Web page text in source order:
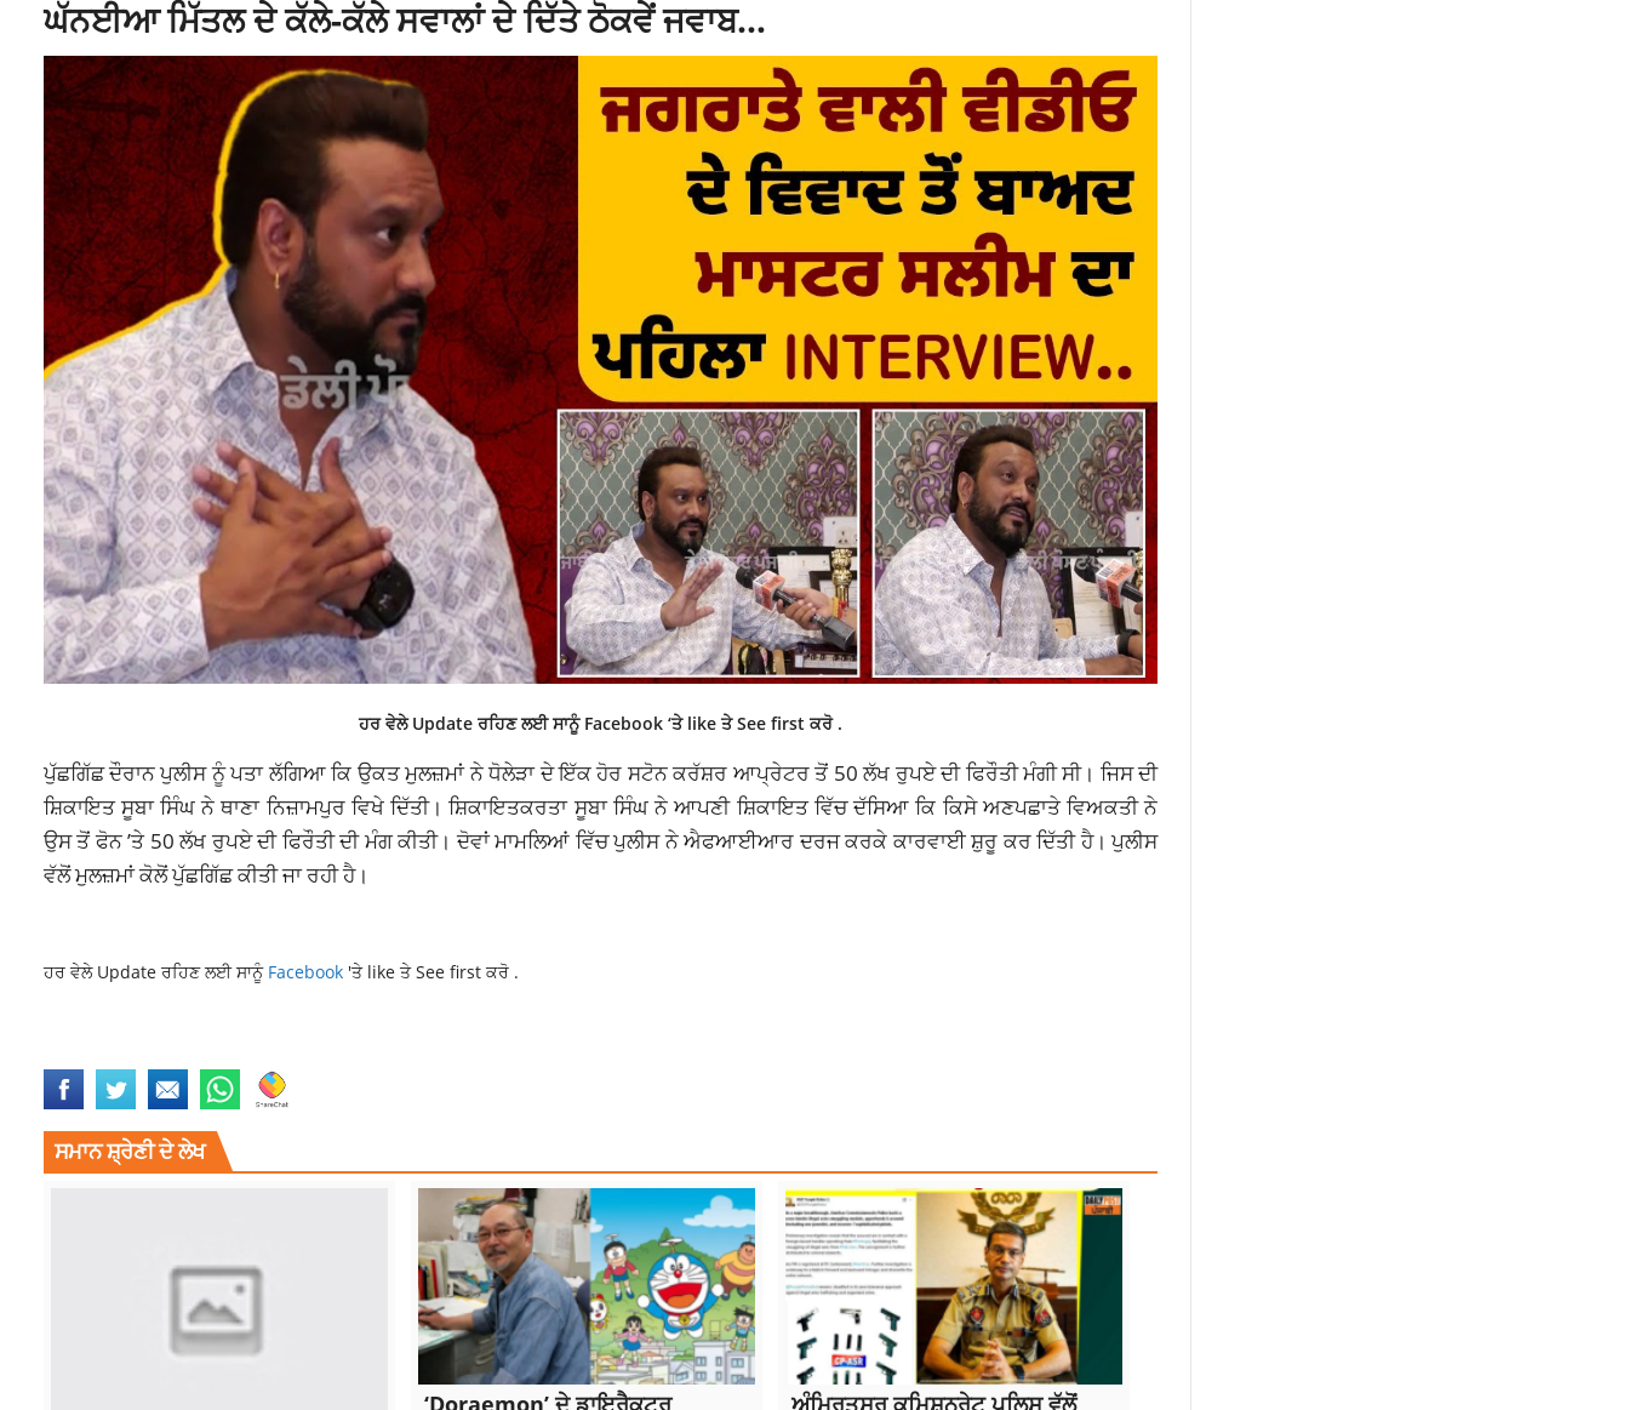
ਘੱਨਈਆ ਮਿੱਤਲ ਦੇ ਕੱਲੇ-ਕੱਲੇ ਸਵਾਲਾਂ ਦੇ ਦਿੱਤੇ ਠੋਕਵੇਂ ਜਵਾਬ…
ਹਰ ਵੇਲੇ Update ਰਹਿਣ ਲਈ ਸਾਨੂੰ Facebook ‘ਤੇ like ਤੇ See first ਕਰੋ .
ਪੁੱਛਗਿੱਛ ਦੌਰਾਨ ਪੁਲੀਸ ਨੂੰ ਪਤਾ ਲੱਗਿਆ ਕਿ ਉਕਤ ਮੁਲਜ਼ਮਾਂ ਨੇ ਧੋਲੇੜਾ ਦੇ ਇੱਕ ਹੋਰ ਸਟੋਨ ਕਰੱਸ਼ਰ ਆਪ੍ਰੇਟਰ ਤੋਂ 50 ਲੱਖ ਰੁਪਏ ਦੀ ਫਿਰੌਤੀ ਮੰਗੀ ਸੀ। ਜਿਸ ਦੀ
ਸ਼ਿਕਾਇਤ ਸੂਬਾ ਸਿੰਘ ਨੇ ਥਾਣਾ ਨਿਜ਼ਾਮਪੁਰ ਵਿਖੇ ਦਿੱਤੀ। ਸ਼ਿਕਾਇਤਕਰਤਾ ਸੂਬਾ ਸਿੰਘ ਨੇ ਆਪਣੀ ਸ਼ਿਕਾਇਤ ਵਿੱਚ ਦੱਸਿਆ ਕਿ ਕਿਸੇਅਣਪਛਾਤੇ ਵਿਅਕਤੀ ਨੇ
ਉਸ ਤੋਂ ਫੋਨ ’ਤੇ 50 ਲੱਖ ਰੁਪਏ ਦੀ ਫਿਰੌਤੀ ਦੀ ਮੰਗ ਕੀਤੀ। ਦੋਵਾਂ ਮਾਮਲਿਆਂ ਵਿੱਚ ਪੁਲੀਸ ਨੇ ਐਫਆਈਆਰ ਦਰਜ ਕਰਕੇ ਕਾਰਵਾਈ ਸ਼ੁਰੂ ਕਰ ਦਿੱਤੀ ਹੈ। ਪੁਲੀਸ
ਵੱਲੋਂ ਮੁਲਜ਼ਮਾਂ ਕੋਲੋਂ ਪੁੱਛਗਿੱਛ ਕੀਤੀ ਜਾ ਰਹੀ ਹੈ।
ਹਰ ਵੇਲੇ Update ਰਹਿਣ ਲਈ ਸਾਨੂੰ Facebook 'ਤੇ like ਤੇ See first ਕਰੋ .
ਸਮਾਨ ਸ਼੍ਰੇਣੀ ਦੇ ਲੇਖ
‘Doraemon’ ਦੇ ਡਾਇਰੈਕਟਰ ਅੰਮ੍ਰਿਤਸਰ ਕਮਿਸ਼ਨਰੇਟ ਪੁਲਿਸ ਵੱਲੋਂ